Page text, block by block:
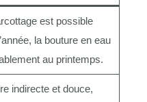
est possible
la bouture en eau
au printemps.
indirecte et douce,